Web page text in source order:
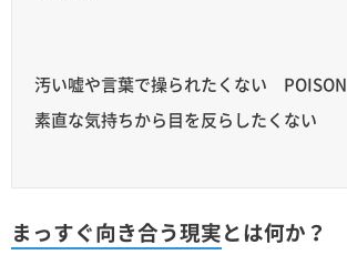
汚い嘘や言葉で操られたくない POISON
素直な気持ちから目を反らしたくない
まっすぐ向き合う現実とは何か？